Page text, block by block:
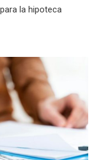
la hipoteca